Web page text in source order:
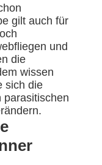
gilt auch für
und
die
wissen
sich die
parasitischen